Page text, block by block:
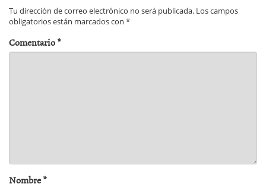
Tu dirección de correo electrónico no será publicada. Los campos
obligatorios están marcados con *
Comentario*
Nombre*